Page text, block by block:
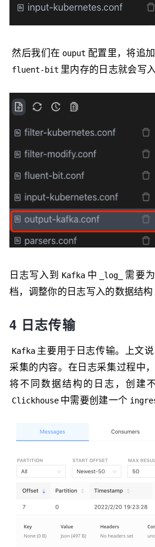
然后我们在 ouput 配置里，将追
fluent-bit 里内存的日志就会写
日志写入到 Kafka 中 _log_ 需要为
档，调整你的日志写入的数据结构
4 日志传输
Kafka 主要用于日志传输。上文
采集的内容。在日志采集过程中
将不同数据结构的日志，创建
Clickhouse 中需要创建一个